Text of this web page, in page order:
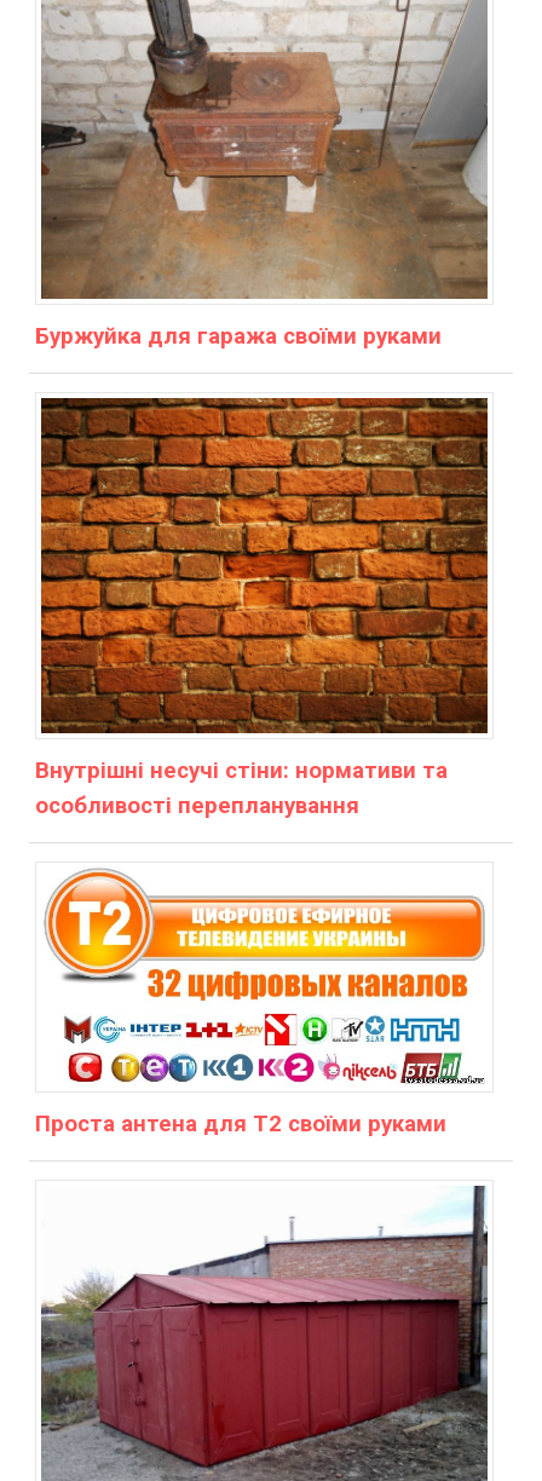
Буржуйка для гаража своїми руками
Внутрішні несучі стіни: нормативи та
особливості перепланування
Проста антена для Т2 своїми руками